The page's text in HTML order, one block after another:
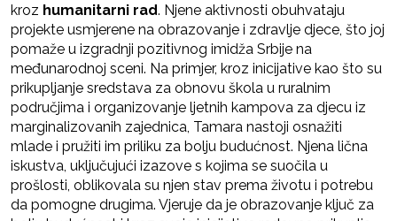
kroz humanitarni rad. Njene aktivnosti obuhvataju
projekte usmjerene na obrazovanje i zdravlje djece, što joj
pomaže u izgradnji pozitivnog imidža Srbije na
međunarodnoj sceni. Na primjer, kroz inicijative kao što su
prikupljanje sredstava za obnovu škola u ruralnim
područjima i organizovanje ljetnih kampova za djecu iz
marginalizovanih zajednica, Tamara nastoji osnažiti
mlade i pružiti im priliku za bolju budućnost. Njena lična
iskustva, uključujući izazove s kojima se suočila u
prošlosti, oblikovala su njen stav prema životu i potrebu
da pomogne drugima. Vjeruje da je obrazovanje ključ za